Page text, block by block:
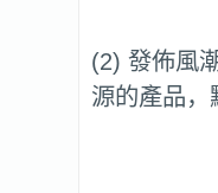
(2) 發佈風
源的產品，